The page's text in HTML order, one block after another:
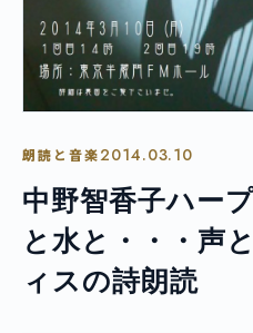
朗読と音楽2014.03.10
中野智香子ハー
と水と・・・声
ィスの詩朗読